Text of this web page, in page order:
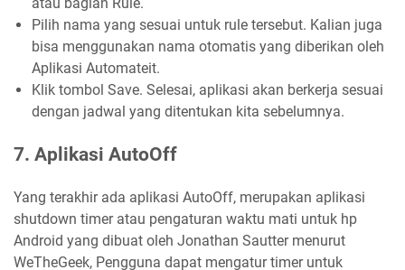
Pilih nama yang sesuai untuk rule tersebut. Kalian juga
bisa menggunakan nama otomatis yang diberikan oleh
Aplikasi Automateit.
Klik tombol Save. Selesai, aplikasi akan berkerja sesuai
dengan jadwal yang ditentukan kita sebelumnya.
7. Aplikasi AutoOff
Yang terakhir ada aplikasi AutoOff, merupakan aplikasi
shutdown timer atau pengaturan waktu mati untuk hp
Android yang dibuat oleh Jonathan Sautter menurut
WeTheGeek, Pengguna dapat mengatur timer untuk